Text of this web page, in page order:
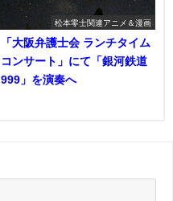
松本零士関連アニメ＆漫画
「大阪弁護士会 ランチタイム
コンサート」にて「銀河鉄道
999」を演奏へ